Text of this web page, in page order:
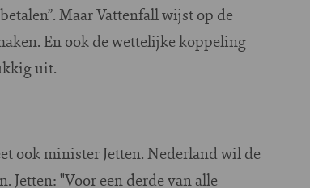
Maar Vattenfall wijst op de
En ook de wettelijke koppeling
uit.
ook minister Jetten. Nederland wil de
Jetten: "Voor een derde van alle